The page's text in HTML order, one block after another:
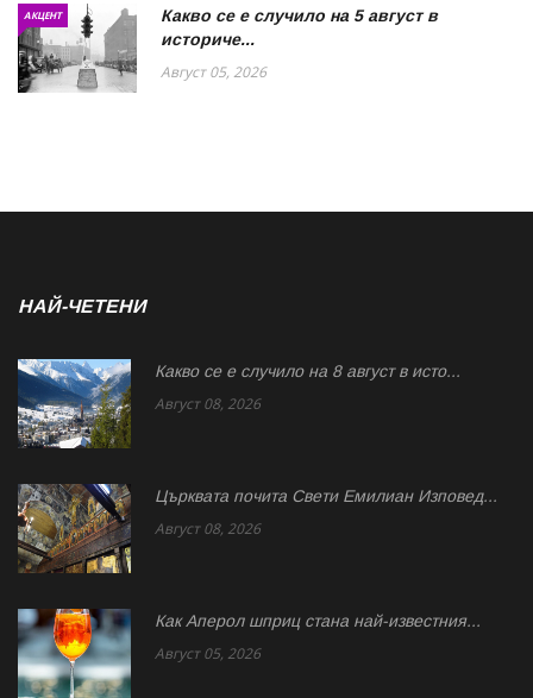
АКЦЕНТ
Какво се е случило на 5 август в
историче...
Август 05, 2026
НАЙ-ЧЕТЕНИ
Какво се е случило на 8 август в исто...
Август 08, 2026
Църквата почита Свeти Емилиан Изповед...
Август 08, 2026
Как Аперол шприц стана най-известния...
Август 05, 2026